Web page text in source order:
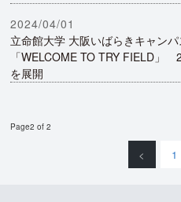
2024/04/01
立命館大学 大阪いばらきキャン
「WELCOME TO TRY FIELD」
を展開
Page2 of 2
< 1